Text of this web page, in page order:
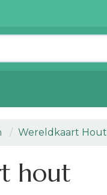
Wereldkaart Hout
hout